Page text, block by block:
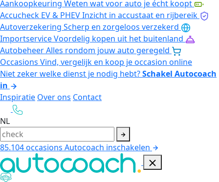
Aankoopkeuring Weten wat voor auto je écht koopt
Accucheck EV & PHEVInzicht in accustaat en rijbereik
Autoverzekering Scherp en zorgeloos verzekerd
ImportserviceVoordelig kopen uit het buitenland
AutobeheerAlles rondom jouw auto geregeld
Occasions Vind, vergelijk en koop je occasion online
Niet zeker welke dienst je nodig hebt?Schakel Autocoach
in
Inspiratie Over ons Contact
NL
85.104occasions Autocoach inschakelen